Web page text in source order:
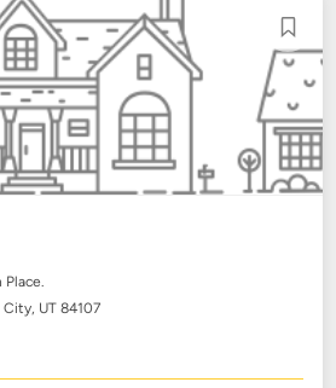
Place.
City, UT 84107